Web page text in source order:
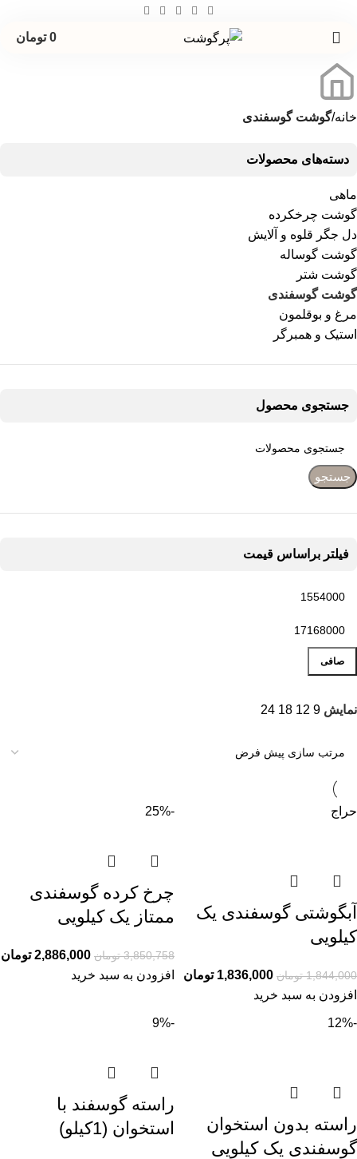
0 تومان
خانه گوشت گوسفندی
دسته‌های محصولات
ماهی
گوشت چرخکرده
دل جگر قلوه و آلایش
گوشت گوساله
گوشت شتر
گوشت گوسفندی
مرغ و بوقلمون
استیک و همبرگر
جستجوی محصول
جستجو
فیلتر براساس قیمت
صافی
نمایش 9
12
18
24
حراج
آبگوشتی گوسفندی یک
کیلویی
1,844,000 تومان 1,836,000 تومان
افزودن به سبد خرید
-25%
چرخ کرده گوسفندی
ممتاز یک کیلویی
3,850,758 تومان 2,886,000 تومان
افزودن به سبد خرید
-12%
راسته بدون استخوان
گوسفندی یک کیلویی
-9%
راسته گوسفند با
استخوان (1کیلو)